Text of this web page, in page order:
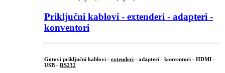
Priključni kablovi - extenderi - adapteri -
konventori
Gotovi priključni kablovi - extenderi - adapteri - konventori - HDMI -
USB - RS232